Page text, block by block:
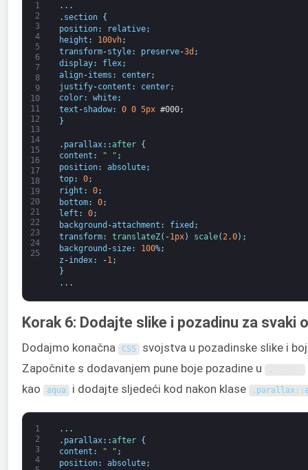
1
2
3
4
5
6
7
8
9
10
11
12
13
14
15
16
17
18
19
20
21
22
23
24
25
. . .
. section
{
position: relative;
height : 100vh;
transform-style: preserve-3d ;
display: flex;
align-items : center;
justify-content : center;
color: white;
text -shadow: 0 0 5px #000;
}
. parallax: :after
{
content : " " ;
position: absolute;
top: 0;
right : 0;
bottom: 0;
left : 0;
background -attachment : fixed ;
transform: translateZ( -1px) scale(2.0) ;
background -size: 100%;
z -index: -1 ;
}
. . .
Korak 6: Dodajte slike i pozadinu za svaki
Dodajmo konačna CSS svojstva u pozadinske slike i
Započnite s dodavanjem pune boje pozadine u
.
kao
aqua i dodajte sljedeći kod nakon klase . parallax : :
1
2
3
4
. . .
. parallax: :after
{
content : " " ;
position: absolute;